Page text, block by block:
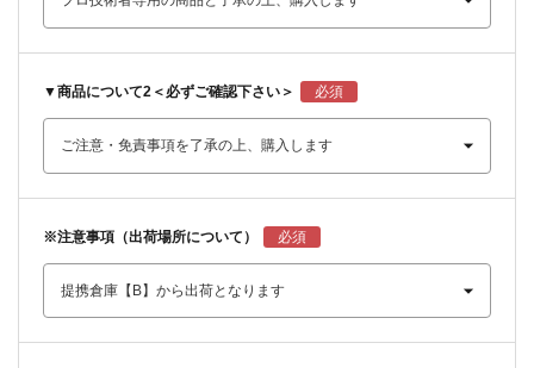
▼商品について2＜必ずご確認下さい＞
※注意事項（出荷場所について）